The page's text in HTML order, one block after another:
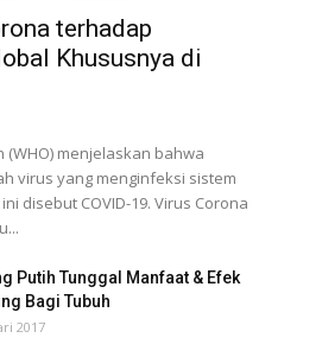
terhadap
Khususnya di
menjelaskan bahwa
virus yang menginfeksi sistem
disebut COVID-19. Virus Corona
Putih Tunggal Manfaat & Efek
Bagi Tubuh
2017